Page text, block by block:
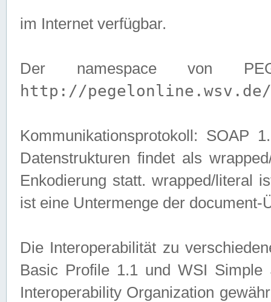
im Internet verfügbar.
Der namespace von
http://pegelonline.wsv.de/
Kommunikationsprotokoll: SOAP
Datenstrukturen findet als
Enkodierung statt. wrapped/literal
ist eine Untermenge der
Die Interoperabilität zu
Basic Profile 1.1 und WSI
Interoperability Organization